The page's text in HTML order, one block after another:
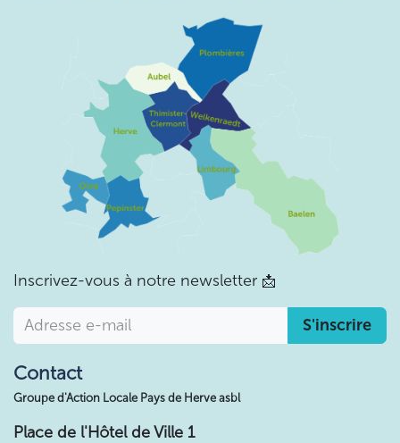
Inscrivez-vous à notre newsletter 📩
S'inscrire
Contact
Groupe d'Action Locale Pays de Herve asbl
Place de l'Hôtel de Ville 1